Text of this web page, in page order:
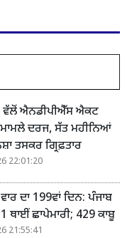
ਐਨਡੀਪੀਐੱਸ ਐਕਟ
ਦਰਜ, ਸੱਤ ਮਹੀਨਿਆਂ
ਤਸਕਰ ਗ੍ਰਿਫ਼ਤਾਰ
22:01:20
ਦਾ 199ਵਾਂ ਦਿਨ: ਪੰਜਾਬ
ਥਾਈਂ ਛਾਪੇਮਾਰੀ; 429 ਕਾਬੂ
21:55:41